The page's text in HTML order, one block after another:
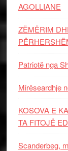
AGOLLIANE
ZËMËRIM
Patriotë nga
Mirëseardhje
KOSOVA E
TA FITOJË
Scanderbeg,